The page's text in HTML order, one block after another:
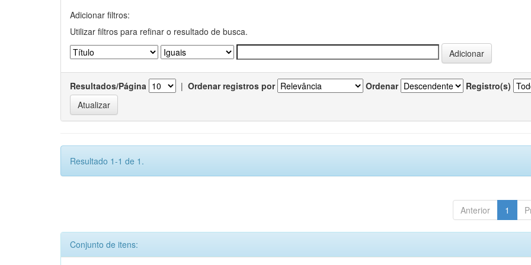
Adicionar filtros:
Utilizar filtros para refinar o resultado de busca.
Resultados/Página | Ordenar registros por Ordenar Registro(s)
Resultado 1-1 de 1.
Anterior 1
Conjunto de itens: